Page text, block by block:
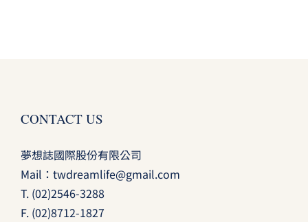
CONTACT US
夢想誌國際股份有限公司
Mail： twdreamlife@gmail.com
T. (02)2546-3288
F. (02)8712-1827